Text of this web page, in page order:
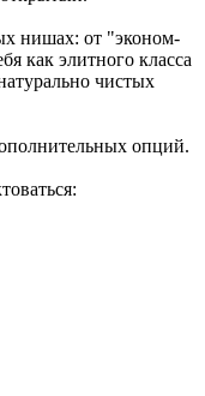
нишах: от "эконом-
как элитного класса
чистых
опций.